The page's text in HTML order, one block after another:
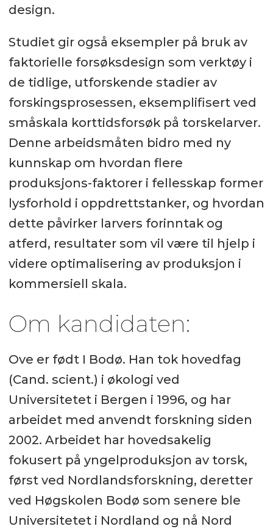
design.
Studiet gir også eksempler på bruk av
faktorielle forsøksdesign som verktøy i
de tidlige, utforskende stadier av
forskingsprosessen, eksemplifisert ved
småskala korttidsforsøk på torskelarver.
Denne arbeidsmåten bidro med ny
kunnskap om hvordan flere
produksjons-faktorer i fellesskap former
lysforhold i oppdrettstanker, og hvordan
dette påvirker larvers forinntak og
atferd, resultater som vil være til hjelp i
videre optimalisering av produksjon i
kommersiell skala.
Om kandidaten:
Ove er født I Bodø. Han tok hovedfag
(Cand. scient.) i økologi ved
Universitetet i Bergen i 1996, og har
arbeidet med anvendt forskning siden
2002. Arbeidet har hovedsakelig
fokusert på yngelproduksjon av torsk,
først ved Nordlandsforskning, deretter
ved Høgskolen Bodø som senere ble
Universitetet i Nordland og nå Nord